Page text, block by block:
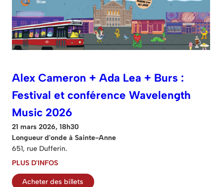
Alex Cameron + Ada Lea + Burs :
Festival et conférence Wavelength
Music 2026
21 mars 2026, 18h30
Longueur d'onde à Sainte-Anne
651, rue Dufferin.
PLUS D'INFOS
Acheter des billets